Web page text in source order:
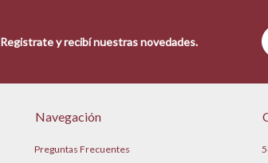
Registrate y recibí nuestras novedades.
Navegación
Preguntas Frecuentes